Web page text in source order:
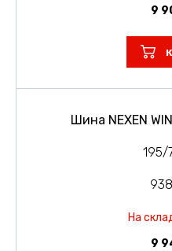
9
Шина NEXEN
195/
На
9